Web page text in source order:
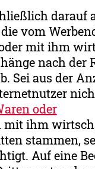
darauf
vom
mit ihm
nach der
Sei aus der
oder
mit ihm
stammen,
Auf eine